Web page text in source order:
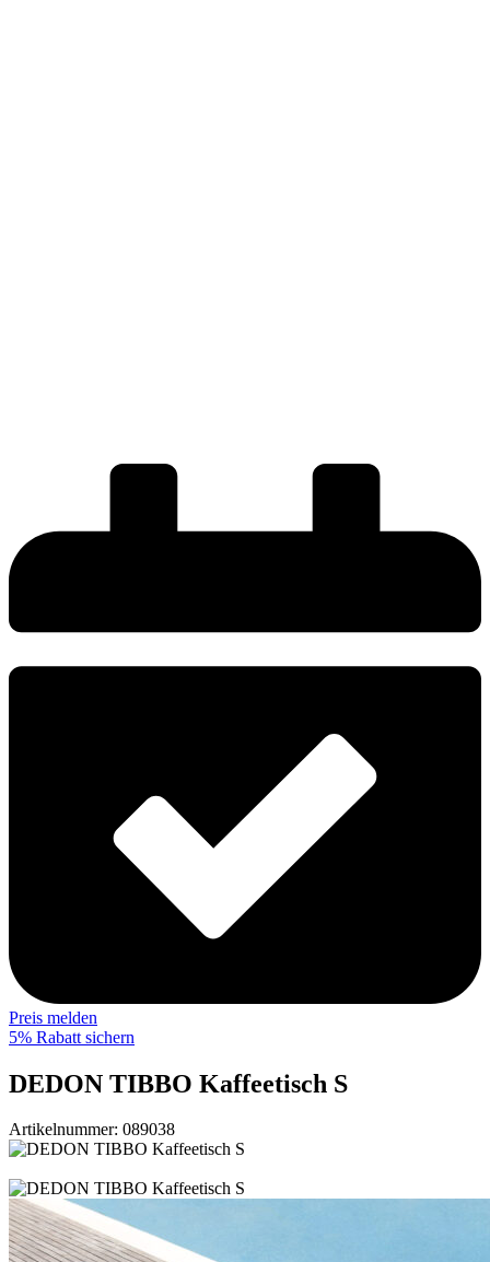
Preis melden
5% Rabatt sichern
DEDON TIBBO Kaffeetisch S
Artikelnummer: 089038